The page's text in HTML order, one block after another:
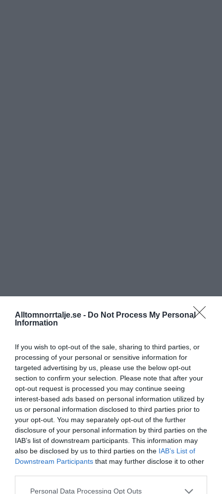
Alltomnorrtalje.se - Do Not Process My Personal
Information
If you wish to opt-out of the sale, sharing to third parties, or
processing of your personal or sensitive information for
targeted advertising by us, please use the below opt-out
section to confirm your selection. Please note that after your
opt-out request is processed you may continue seeing
interest-based ads based on personal information utilized by
us or personal information disclosed to third parties prior to
your opt-out. You may separately opt-out of the further
disclosure of your personal information by third parties on the
IAB’s list of downstream participants. This information may
also be disclosed by us to third parties on the IAB’s List of
Downstream Participants that may further disclose it to other
Personal Data Processing Opt Outs